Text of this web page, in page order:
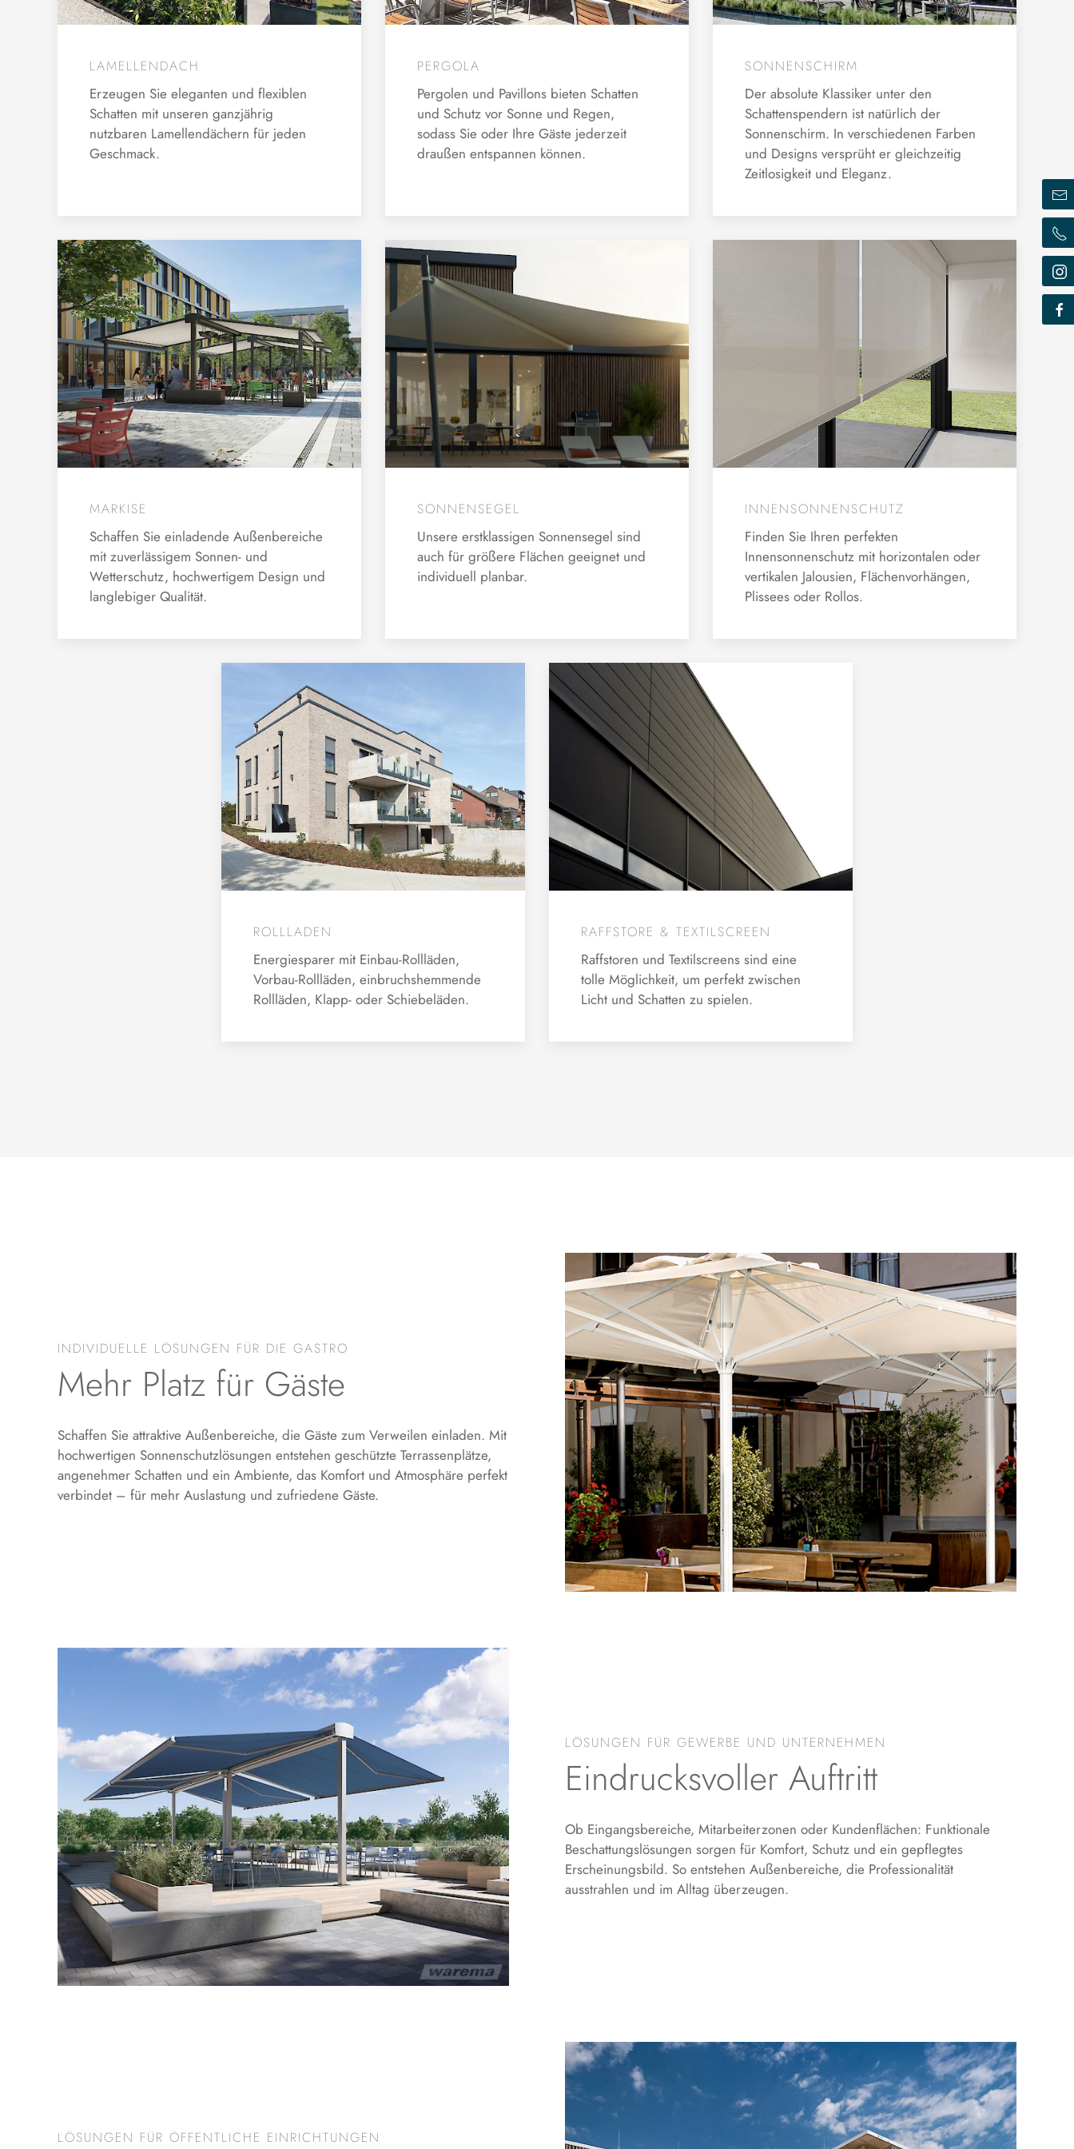
LAMELLENDACH
Erzeugen Sie eleganten und flexiblen
Schatten mit unseren ganzjährig
nutzbaren Lamellendächern für jeden
Geschmack.
PERGOLA
Pergolen und Pavillons bieten Schatten
und Schutz vor Sonne und Regen,
sodass Sie oder Ihre Gäste jederzeit
draußen entspannen können.
SONNENSCHIRM
Der absolute Klassiker unter den
Schattenspendern ist natürlich der
Sonnenschirm. In verschiedenen Farben
und Designs versprüht er gleichzeitig
Zeitlosigkeit und Eleganz.
MARKISE
Schaffen Sie einladende Außenbereiche
mit zuverlässigem Sonnen- und
Wetterschutz, hochwertigem Design und
langlebiger Qualität.
SONNENSEGEL
Unsere erstklassigen Sonnensegel sind
auch für größere Flächen geeignet und
individuell planbar.
INNENSONNENSCHUTZ
Finden Sie Ihren perfekten
Innensonnenschutz mit horizontalen oder
vertikalen Jalousien, Flächenvorhängen,
Plissees oder Rollos.
ROLLLADEN
Energiesparer mit Einbau-Rollläden,
Vorbau-Rollläden, einbruchshemmende
Rollläden, Klapp- oder Schiebeläden.
RAFFSTORE & TEXTILSCREEN
Raffstoren und Textilscreens sind eine
tolle Möglichkeit, um perfekt zwischen
Licht und Schatten zu spielen.
INDIVIDUELLE LÖSUNGEN FÜR DIE GASTRO
Mehr Platz für Gäste
Schaffen Sie attraktive Außenbereiche, die Gäste zum Verweilen einladen. Mit
hochwertigen Sonnenschutzlösungen entstehen geschützte Terrassenplätze,
angenehmer Schatten und ein Ambiente, das Komfort und Atmosphäre perfekt
verbindet – für mehr Auslastung und zufriedene Gäste.
LÖSUNGEN FÜR GEWERBE UND UNTERNEHMEN
Eindrucksvoller Auftritt
Ob Eingangsbereiche, Mitarbeiterzonen oder Kundenflächen: Funktionale
Beschattungslösungen sorgen für Komfort, Schutz und ein gepflegtes
Erscheinungsbild. So entstehen Außenbereiche, die Professionalität
ausstrahlen und im Alltag überzeugen.
LÖSUNGEN FÜR ÖFFENTLICHE EINRICHTUNGEN